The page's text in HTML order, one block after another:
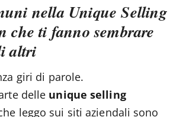
nella Unique Selling
che ti fanno sembrare
altri
giri di parole.
delle unique selling
leggo sui siti aziendali sono